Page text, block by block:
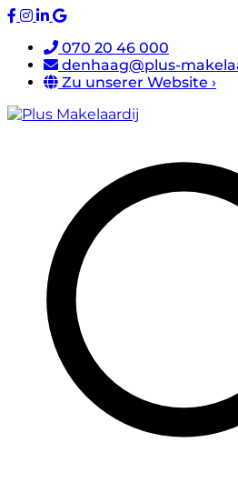
070 20 46 000
denhaag@plus-
Zu unserer Website ›